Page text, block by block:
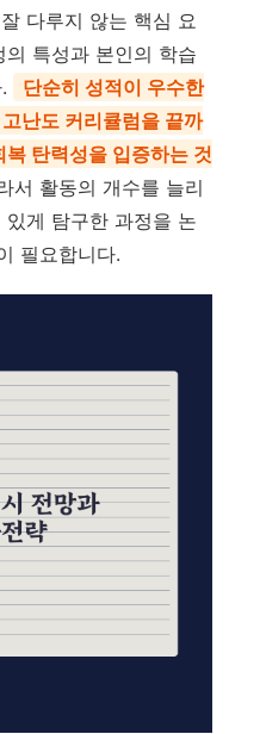
다루지 않는 핵심 요
특성과 본인의 학습
단순히 성적이 우수한
난도 커리큘럼을 끝까
탄력성을 입증하는 것
서 활동의 개수를 늘리
게 탐구한 과정을 논
필요합니다.